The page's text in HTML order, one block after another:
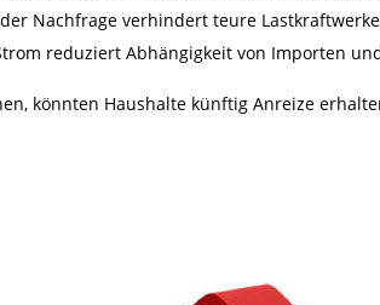
Nachfrage verhindert teure
reduziert Abhängigkeit von Importen
könnten Haushalte künftig Anreize